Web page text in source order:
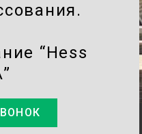
“Hess